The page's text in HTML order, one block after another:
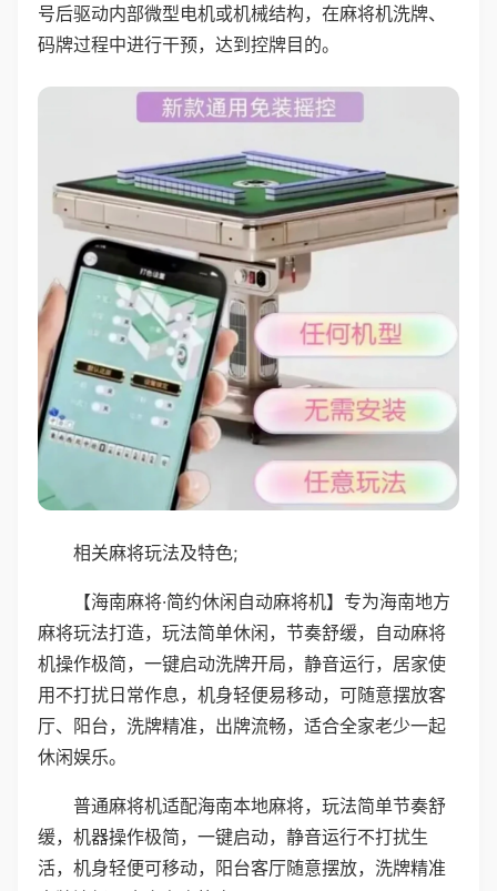
号后驱动内部微型电机或机械结构，在麻将机洗牌、
码牌过程中进行干预，达到控牌目的。
相关麻将玩法及特色;
【海南麻将·简约休闲自动麻将机】专为海南地方
麻将玩法打造，玩法简单休闲，节奏舒缓，自动麻将
机操作极简，一键启动洗牌开局，静音运行，居家使
用不打扰日常作息，机身轻便易移动，可随意摆放客
厅、阳台，洗牌精准，出牌流畅，适合全家老少一起
休闲娱乐。
普通麻将机适配海南本地麻将，玩法简单节奏舒
缓，机器操作极简，一键启动，静音运行不打扰生
活，机身轻便可移动，阳台客厅随意摆放，洗牌精准